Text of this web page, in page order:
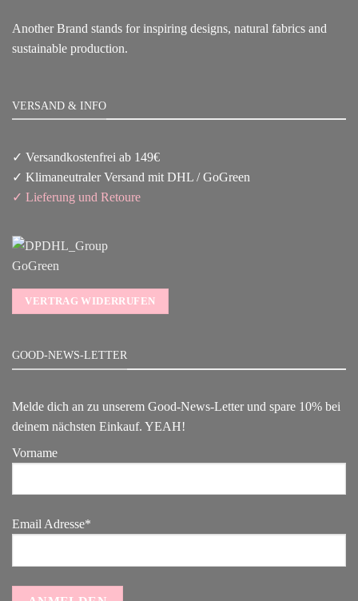
Another Brand stands for inspiring designs, natural fabrics and
sustainable production.
VERSAND & INFO
✓ Versandkostenfrei ab 149€
✓ Klimaneutraler Versand mit DHL / GoGreen
✓ Lieferung und Retoure
VERTRAG WIDERRUFEN
GOOD-NEWS-LETTER
Melde dich an zu unserem Good-News-Letter und spare 10% bei
deinem nächsten Einkauf. YEAH!
Vorname
Email Adresse*